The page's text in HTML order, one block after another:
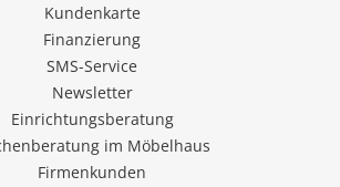
Kundenkarte
Finanzierung
SMS-Service
Newsletter
Einrichtungsberatung
im Möbelhaus
Firmenkunden